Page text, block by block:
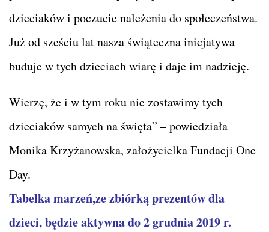
dzieciaków i poczucie należenia do społeczeństwa.
Już od sześciu lat nasza świąteczna inicjatywa
buduje w tych dzieciach wiarę i daje im nadzieję.
Wierzę, że i w tym roku nie zostawimy tych
dzieciaków samych na święta” – powiedziała
Monika Krzyżanowska, założycielka Fundacji One
Day.
Tabelka marzeń,ze zbiórką prezentów dla
dzieci, będzie aktywna do 2 grudnia 2019 r.